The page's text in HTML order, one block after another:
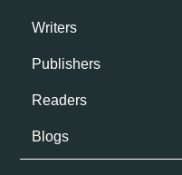
Writers
Publishers
Readers
Blogs